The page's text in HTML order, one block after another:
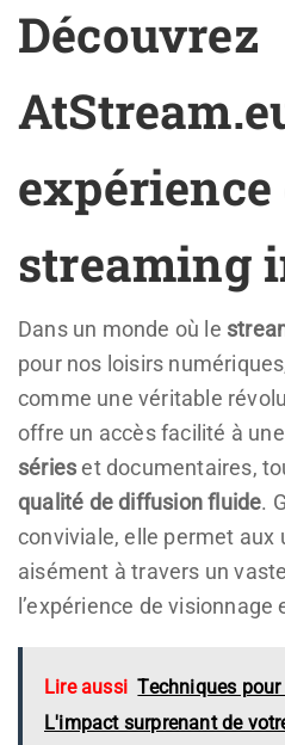
Découvrez
expérience
streaming
Dans un monde où le
pour nos loisirs
comme une véritable
offre un accès facilité à
sérieset documentaires,
qualité de diffusion fluide.
conviviale, elle permet aux
aisément à travers un
l’expérience de
Lire aussi Techniques
L'impact surprenant de